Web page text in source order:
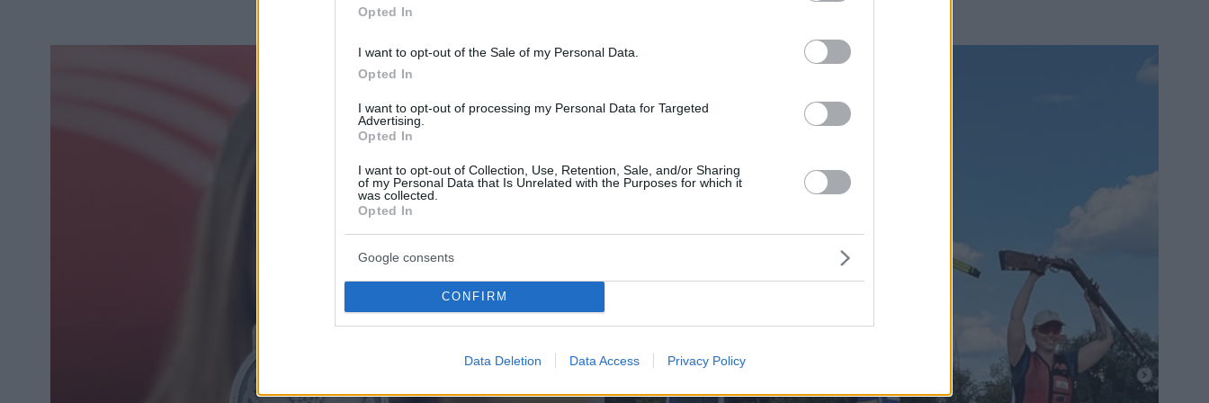
Opted In
I want to opt-out of the Sale of my Personal Data.
Opted In
I want to opt-out of processing my Personal Data for Targeted
Advertising.
Opted In
I want to opt-out of Collection, Use, Retention, Sale, and/or Sharing
of my Personal Data that Is Unrelated with the Purposes for which it
was collected.
Opted In
Google consents
CONFIRM
Data Deletion Data Access Privacy Policy